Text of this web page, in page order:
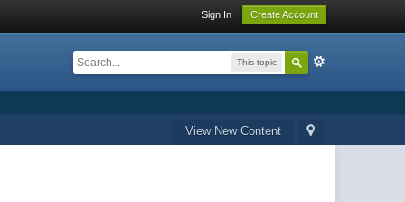
Sign In Create Account
This topic
View New Content